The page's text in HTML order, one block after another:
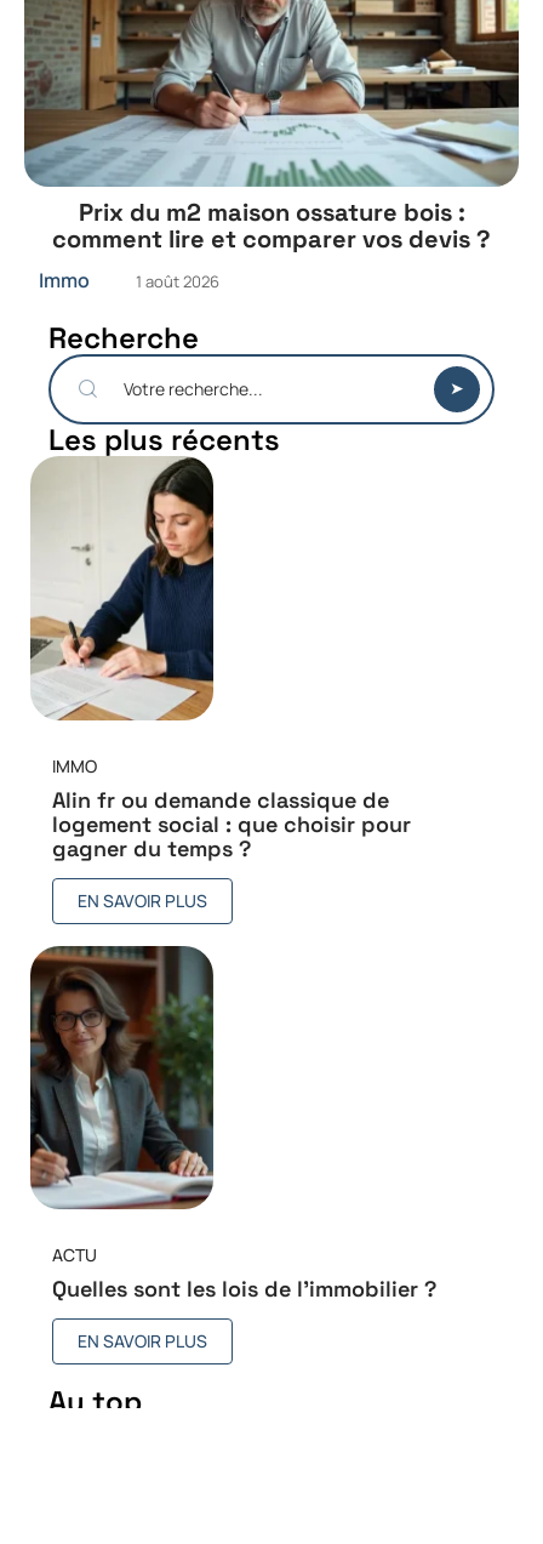
Prix du m2 maison ossature bois :
comment lire et comparer vos devis ?
Immo 1 août 2026
Recherche
Les plus récents
IMMO
Alin fr ou demande classique de
logement social : que choisir pour
gagner du temps ?
EN SAVOIR PLUS
ACTU
Quelles sont les lois de l’immobilier ?
EN SAVOIR PLUS
Au top